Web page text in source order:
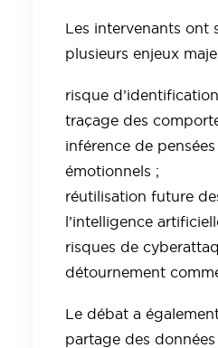
Les intervenants ont
plusieurs enjeux
risque
traçage des
inférence de pensées
émotionnels ;
réutilisation future
l’intelligence
risques de
détournement
Le débat a
partage des